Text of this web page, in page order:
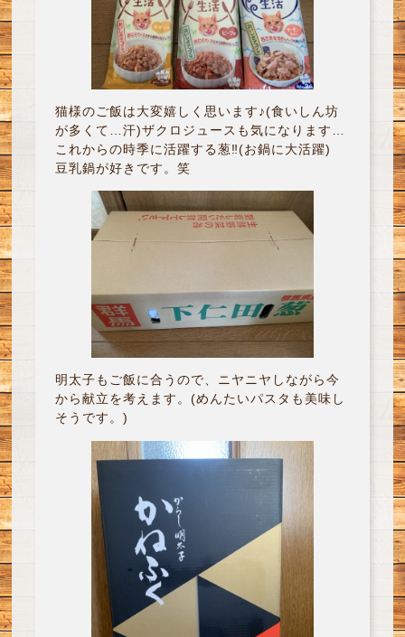
猫様のご飯は大変嬉しく思います♪(食いしん坊
が多くて…汗)ザクロジュースも気になります…
これからの時季に活躍する葱‼︎(お鍋に大活躍)
豆乳鍋が好きです。笑
明太子もご飯に合うので、ニヤニヤしながら今
から献立を考えます。(めんたいパスタも美味し
そうです。)